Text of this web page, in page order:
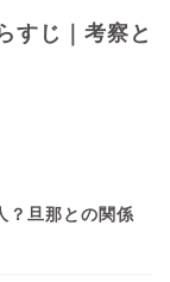
すじ｜考察と
？旦那との関係